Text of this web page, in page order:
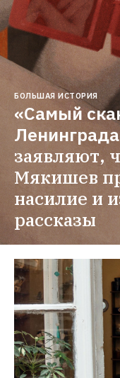
БОЛЬШАЯ ИСТОРИЯ
«Самый
заявляют,
Мякишев
насилие и
рассказы